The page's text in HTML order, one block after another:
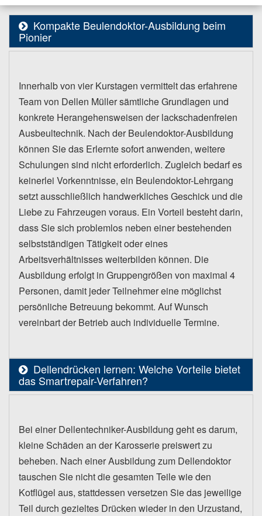
Kompakte Beulendoktor-Ausbildung beim
Pionier
Innerhalb von vier Kurstagen vermittelt das erfahrene
Team von Dellen Müller sämtliche Grundlagen und
konkrete Herangehensweisen der lackschadenfreien
Ausbeultechnik. Nach der Beulendoktor-Ausbildung
können Sie das Erlernte sofort anwenden, weitere
Schulungen sind nicht erforderlich. Zugleich bedarf es
keinerlei Vorkenntnisse, ein Beulendoktor-Lehrgang
setzt ausschließlich handwerkliches Geschick und die
Liebe zu Fahrzeugen voraus. Ein Vorteil besteht darin,
dass Sie sich problemlos neben einer bestehenden
selbstständigen Tätigkeit oder eines
Arbeitsverhältnisses weiterbilden können. Die
Ausbildung erfolgt in Gruppengrößen von maximal 4
Personen, damit jeder Teilnehmer eine möglichst
persönliche Betreuung bekommt. Auf Wunsch
vereinbart der Betrieb auch individuelle Termine.
Dellendrücken lernen: Welche Vorteile bietet
das Smartrepair-Verfahren?
Bei einer Dellentechniker-Ausbildung geht es darum,
kleine Schäden an der Karosserie preiswert zu
beheben. Nach einer Ausbildung zum Dellendoktor
tauschen Sie nicht die gesamten Teile wie den
Kotflügel aus, stattdessen versetzen Sie das jeweilige
Teil durch gezieltes Drücken wieder in den Urzustand,